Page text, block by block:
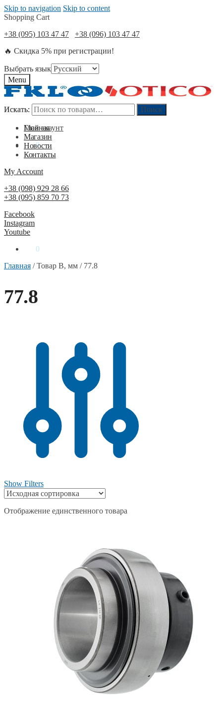
Skip to navigation Skip to content
Shopping Cart
+38 (095) 103 47 47
+38 (096) 103 47 47
🔥 Скидка 5% при регистрации!
Выбрать язык
Menu
Искать: Поиск
Мой акаунт
0₴ 0
Искать: Поиск
Главная
Магазин
Новости
Контакты
My Account
+38 (098) 929 28 66
+38 (095) 859 70 73
Facebook
Instagram
Youtube
0
Главная /Товар B, мм / 77.8
77.8
Show Filters
Отображение единственного товара